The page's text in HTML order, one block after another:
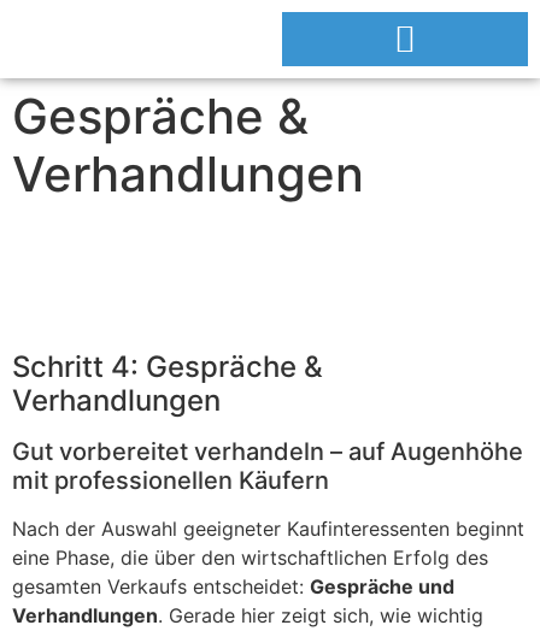
Gespräche &
Verhandlungen
Schritt 4: Gespräche &
Verhandlungen
Gut vorbereitet verhandeln – auf Augenhöhe
mit professionellen Käufern
Nach der Auswahl geeigneter Kaufinteressenten beginnt
eine Phase, die über den wirtschaftlichen Erfolg des
gesamten Verkaufs entscheidet: Gespräche und
Verhandlungen. Gerade hier zeigt sich, wie wichtig